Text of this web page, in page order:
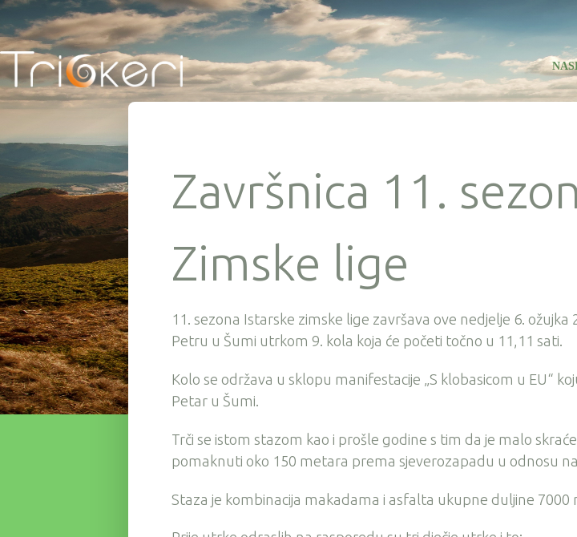
Završnica 11.
Zimske lige
11. sezona Istarske zimske lige završava ove nedjelje 6. ožujka
Petru u Šumi utrkom 9. kola koja će početi točno u 11,11 sati.
Kolo se održava u sklopu manifestacije „S klobasicom u EU“
Petar u Šumi.
Trči se istom stazom kao i prošle godine s tim da je malo
pomaknuti oko 150 metara prema sjeverozapadu u odnosu
Staza je kombinacija makadama i asfalta ukupne duljine 7000